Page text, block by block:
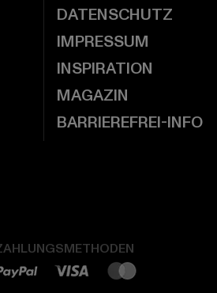
DATENSCHUTZ
IMPRESSUM
INSPIRATION
MAGAZIN
BARRIEREFREI-INFO